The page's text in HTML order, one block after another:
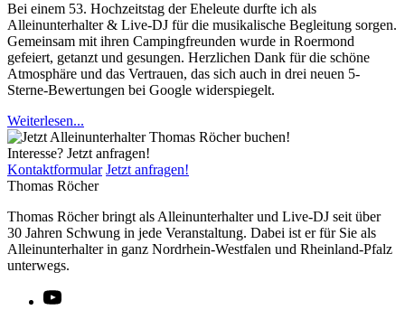
Bei einem 53. Hochzeitstag der Eheleute durfte ich als
Alleinunterhalter & Live-DJ für die musikalische Begleitung sorgen.
Gemeinsam mit ihren Campingfreunden wurde in Roermond
gefeiert, getanzt und gesungen. Herzlichen Dank für die schöne
Atmosphäre und das Vertrauen, das sich auch in drei neuen 5-
Sterne-Bewertungen bei Google widerspiegelt.
Weiterlesen...
Interesse? Jetzt anfragen!
Kontaktformular Jetzt anfragen!
Thomas Röcher
Thomas Röcher bringt als Alleinunterhalter und Live-DJ seit über
30 Jahren Schwung in jede Veranstaltung. Dabei ist er für Sie als
Alleinunterhalter in ganz Nordrhein-Westfalen und Rheinland-Pfalz
unterwegs.